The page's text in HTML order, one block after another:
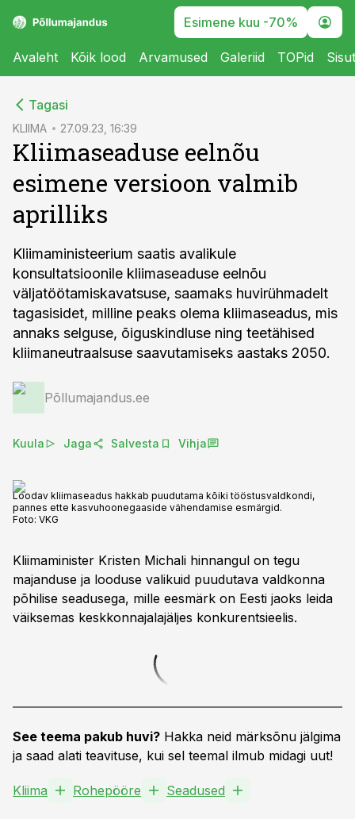
Esimene kuu -70%
Avaleht Kõik lood Arvamused Galeriid TOPid
Tagasi
KLIIMA 27.09.23, 16:39
Kliimaseaduse eelnõu
esimene versioon valmib
aprilliks
Kliimaministeerium saatis avalikule
konsultatsioonile kliimaseaduse eelnõu
väljatöötamiskavatsuse, saamaks huvirühmadelt
tagasisidet, milline peaks olema kliimaseadus, mis
annaks selguse, õiguskindluse ning teetähised
kliimaneutraalsuse saavutamiseks aastaks 2050.
Põllumajandus.ee
Kuula Jaga Salvesta Vihja
Loodav kliimaseadus hakkab puudutama kõiki tööstusvaldkondi,
pannes ette kasvuhoonegaaside vähendamise esmärgid.
Foto: VKG
Kliimaminister Kristen Michali hinnangul on tegu
majanduse ja looduse valikuid puudutava valdkonna
põhilise seadusega, mille eesmärk on Eesti jaoks leida
väiksemas keskkonnajalajäljes konkurentsieelis.
See teema pakub huvi? Hakka neid märksõnu jälgima
ja saad alati teavituse, kui sel teemal ilmub midagi uut!
Kliima Rohepööre Seadused